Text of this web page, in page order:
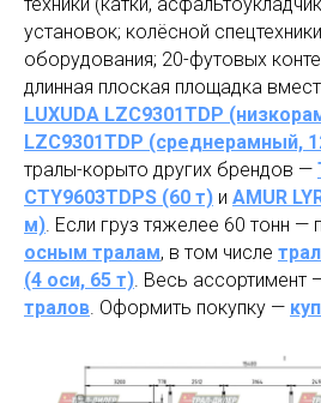
установок; колёсной
оборудования; 20-футовых
длинная плоская площадка
LUXUDA LZC9301TDP
LZC9301TDP (среднерамный,
тралы-корыто других брендов —
CTY9603TDPS (60 т) и AMUR
м) . Если груз тяжелее 60 тонн —
осным тралам, в том числе
(4 оси, 65 т) . Весь ассортимент
тралов . Оформить покупку —